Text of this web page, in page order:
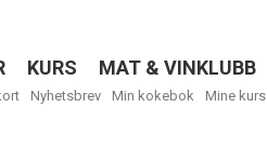
KURS MAT & VINKLUBB
Nyhetsbrev Min kokebok Mine kurs